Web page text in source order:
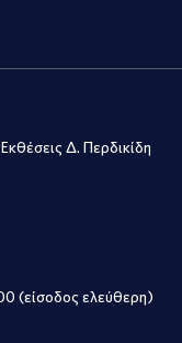
Δ. Περδικίδη
(είσοδος ελεύθερη)